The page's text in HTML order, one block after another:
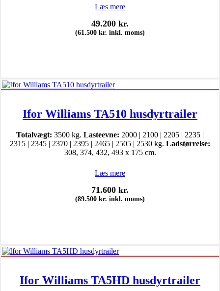
Læs mere
49.200 kr.
(61.500 kr. inkl. moms)
Ifor Williams TA510 husdyrtrailer
Totalvægt: 3500 kg. Lasteevne: 2000 | 2100 | 2205 | 2235 |
2315 | 2345 | 2370 | 2395 | 2465 | 2505 | 2530 kg. Ladstørrelse:
308, 374, 432, 493 x 175 cm.
Læs mere
71.600 kr.
(89.500 kr. inkl. moms)
Ifor Williams TA5HD husdyrtrailer